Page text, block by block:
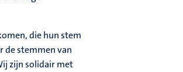
die hun stem
de stemmen van
zijn solidair met